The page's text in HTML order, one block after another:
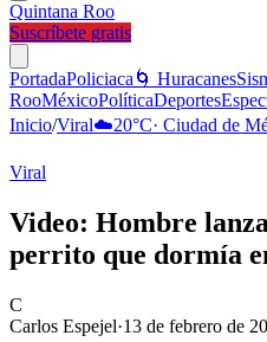
Quintana Roo
Suscríbete gratis
PortadaPoliciaca 🌀 Huracanes
RooMéxicoPolíticaDeportes
Inicio/Viral☁️20°C· Ciudad de
Viral
Video: Hombre
perrito que dormía
C
Carlos Espejel·13 de febrero de